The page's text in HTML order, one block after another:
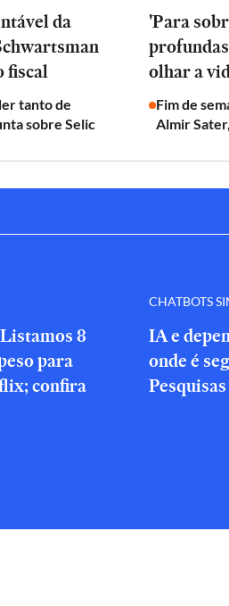
da
fiscal
tanto de
sobre Selic
'Para
olhar a
Fim de
Almir
8
para
confira
CHATBOTS
IA e
onde é